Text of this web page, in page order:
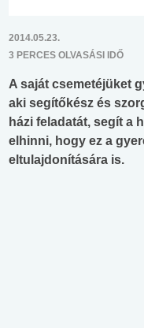
2014.05.23.
3 PERCES OLVASÁSI IDŐ
A saját csemetéjüket
aki segítőkész és
házi feladatát, segít a
elhinni, hogy ez a
eltulajdonítására is.